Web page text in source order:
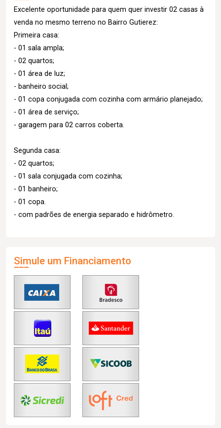
Excelente oportunidade para quem quer investir 02 casas à
venda no mesmo terreno no Bairro Gutierez:
Primeira casa:
- 01 sala ampla;
- 02 quartos;
- 01 área de luz;
- banheiro social;
- 01 copa conjugada com cozinha com armário planejado;
- 01 área de serviço;
- garagem para 02 carros coberta.
Segunda casa:
- 02 quartos;
- 01 sala conjugada com cozinha;
- 01 banheiro;
- 01 copa.
- com padrões de energia separado e hidrômetro.
Simule um Financiamento